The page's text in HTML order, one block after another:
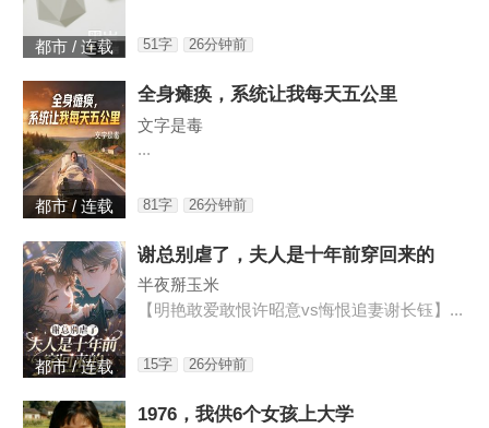
都市 / 连载 51字 26分钟前
都市 / 连载
全身瘫痪，系统让我每天五公里
文字是毒
...
81字 26分钟前
都市 / 连载
谢总别虐了，夫人是十年前穿回来的
半夜掰玉米
【明艳敢爱敢恨许昭意vs悔恨追妻谢长钰】...
15字 26分钟前
1976，我供6个女孩上大学